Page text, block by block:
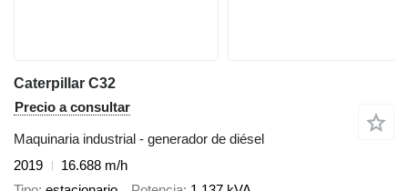
Caterpillar C32
Precio a consultar
Maquinaria industrial - generador de diésel
2019
16.688 m/h